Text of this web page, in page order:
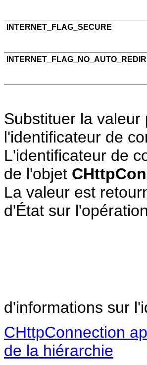
INTERNET_FLAG_SECURE
Substituer la
l'identificateur de
L'identificateur de
de l'objet
La valeur est
d'État sur
d'informations sur
CHttpConnection
de la hiérarchie